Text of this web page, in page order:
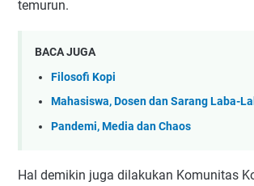
temurun.
BACA JUGA
Filosofi Kopi
Mahasiswa, Dosen dan Sarang Laba-
Pandemi, Media dan Chaos
Hal demikin juga dilakukan Komunitas